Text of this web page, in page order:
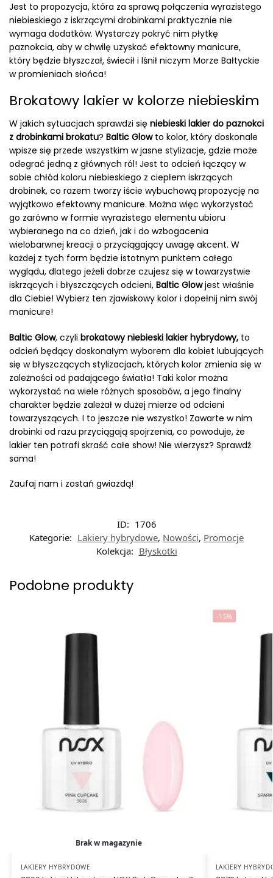
Jest to propozycja, która za sprawą połączenia wyrazistego
niebieskiego z iskrzącymi drobinkami praktycznie nie
wymaga dodatków. Wystarczy pokryć nim płytkę
paznokcia, aby w chwilę uzyskać efektowny manicure,
który będzie błyszczał, świecił i lśnił niczym Morze Bałtyckie
w promieniach słońca!
Brokatowy lakier w kolorze niebieskim
W jakich sytuacjach sprawdzi się niebieski lakier do paznokci
z drobinkami brokatu? Baltic Glowto kolor, który doskonale
wpisze się przede wszystkim w jasne stylizacje, gdzie może
odegrać jedną z głównych ról! Jest to odcień łączący w
sobie chłód koloru niebieskiego z ciepłem iskrzących
drobinek, co razem tworzy iście wybuchową propozycję na
wyjątkowo efektowny manicure. Można więc wykorzystać
go zarówno w formie wyrazistego elementu ubioru
wybieranego na co dzień, jak i do wzbogacenia
wielobarwnej kreacji o przyciągający uwagę akcent. W
każdej z tych form będzie istotnym punktem całego
wyglądu, dlatego jeżeli dobrze czujesz się w towarzystwie
iskrzących i błyszczących odcieni, Baltic Glowjest właśnie
dla Ciebie! Wybierz ten zjawiskowy kolor i dopełnij nim swój
manicure!
Baltic Glow, czyli brokatowy niebieski lakier hybrydowy, to
odcień będący doskonałym wyborem dla kobiet lubujących
się w błyszczących stylizacjach, których kolor zmienia się w
zależności od padającego światła! Taki kolor można
wykorzystać na wiele różnych sposobów, a jego finalny
charakter będzie zależał w dużej mierze od odcieni
towarzyszących. I to jeszcze nie wszystko! Zawarte w nim
drobinki od razu przyciągają spojrzenia, co powoduje, że
lakier ten potrafi skraść całe show! Nie wierzysz? Sprawdź
sama!
Zaufaj nam i zostań gwiazdą!
ID: 1706
Kategorie: Lakiery hybrydowe, Nowości, Promocje
Kolekcja: Błyskotki
Podobne produkty
Brak w magazynie
LAKIERY HYBRYDOWE
-15%
LAKIERY